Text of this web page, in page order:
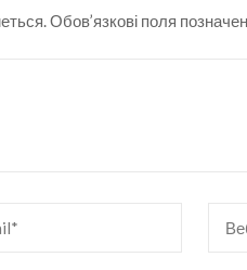
Обов’язкові поля